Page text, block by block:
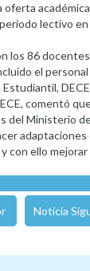
oferta
lectivo
los 86
el
comentó
del Ministerio
con ello
Noticia